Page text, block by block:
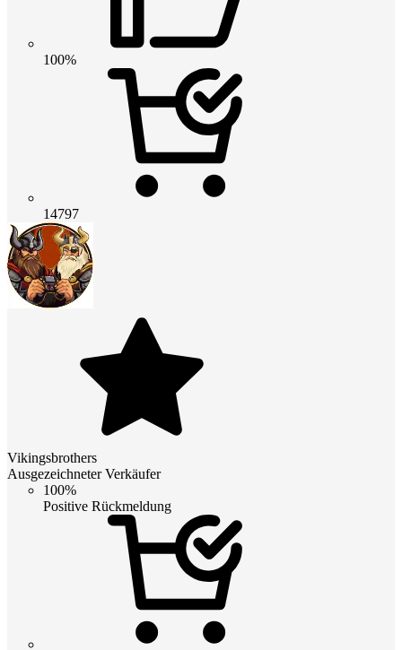
100%
14797
Vikingsbrothers
Ausgezeichneter Verkäufer
100%
Positive Rückmeldung